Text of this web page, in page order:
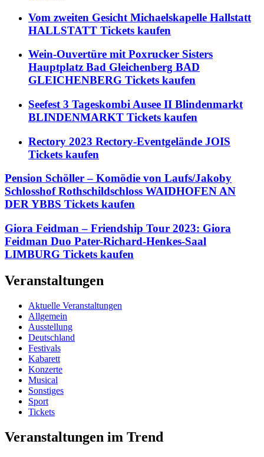
Vom zweiten Gesicht Michaelskapelle Hallstatt
HALLSTATT Tickets kaufen
Wein-Ouvertüre mit Poxrucker Sisters
Hauptplatz Bad Gleichenberg BAD
GLEICHENBERG Tickets kaufen
Seefest 3 Tageskombi Ausee II Blindenmarkt
BLINDENMARKT Tickets kaufen
Rectory 2023 Rectory-Eventgelände JOIS
Tickets kaufen
Pension Schöller – Komödie von Laufs/Jakoby
Schlosshof Rothschildschloss WAIDHOFEN AN
DER YBBS Tickets kaufen
Giora Feidman – Friendship Tour 2023: Giora
Feidman Duo Pater-Richard-Henkes-Saal
LIMBURG Tickets kaufen
Veranstaltungen
Aktuelle Veranstaltungen
Allgemein
Ausstellung
Deutschland
Festivals
Kabarett
Konzerte
Musical
Sonstiges
Sport
Tickets
Veranstaltungen im Trend